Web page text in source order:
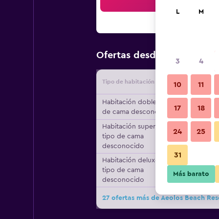
Ofertas desde Oferta
Tipo de habitación
Habitación doble, tipo
de cama desconocido
Habitación superior,
tipo de cama
desconocido
Habitación deluxe,
tipo de cama
desconocido
27 ofertas más de Aeolos Beach
L M
3 4
10 11
17 18
24 25
31
Más barato